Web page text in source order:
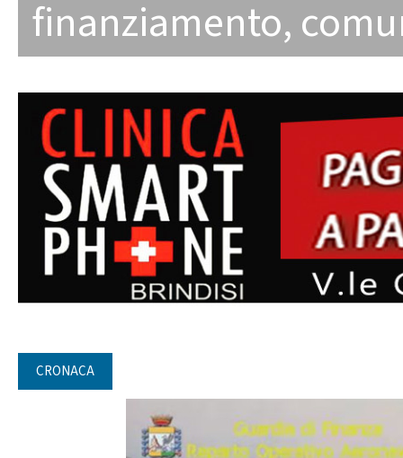
finanziamento,
CRONACA